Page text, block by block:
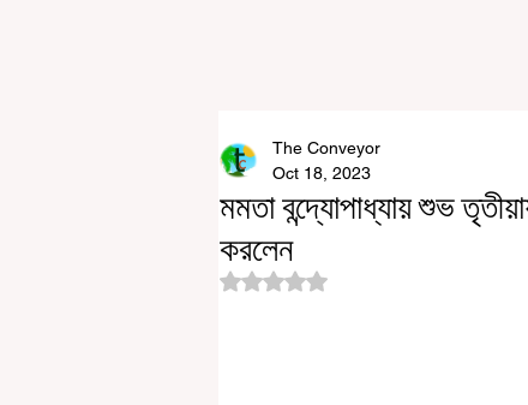
মমতা বন্দ্যোপাধ্যায় শুভ
করলেন
The Conveyor
Oct 18, 2023
Rated NaN out of 5 stars.